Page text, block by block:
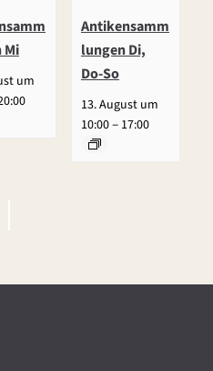
Mi
um
Antikensamm
lungen Di,
Do-So
13. August um
10:00– 17:00